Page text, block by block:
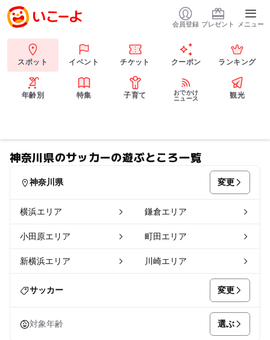
会員登録 プレゼント メニュー
スポット イベント チケット クーポン ランキング
年齢別 特集 子育て
おでかけ
ニュース
観光
神奈川県のサッカーの遊ぶところ一覧
神奈川県 変更
横浜エリア 鎌倉エリア
小田原エリア 町田エリア
新横浜エリア 川崎エリア
サッカー 変更
対象年齢 選ぶ